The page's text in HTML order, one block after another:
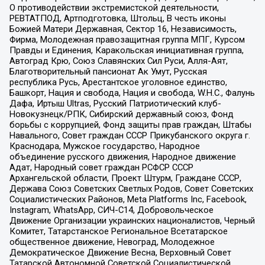
О противодействии экстремистской деятельности,
РЕВТАТПОД, Артподготовка, Штольц, В честь иконы
Божией Матери Державная, Сектор 16, Независимость,
Фирма, Молодежная правозащитная группа МПГ, Курсом
Правды и Единения, Каракольская инициативная группа,
Автоград Крю, Союз Славянских Сил Руси, Алля-Аят,
Благотворительный пансионат Ак Умут, Русская
республика Русь, Арестантское уголовное единство,
Башкорт, Нация и свобода, Нация и свобода, W.H.С., Фалунь
Дафа, Иртыш Ultras, Русский Патриотический клуб-
Новокузнецк/РПК, Сибирский державный союз, Фонд
борьбы с коррупцией, Фонд защиты прав граждан, Штабы
Навального, Совет граждан СССР Прикубанского округа г.
Краснодара, Мужское государство, Народное
объединение русского движения, Народное движение
Адат, Народный совет граждан РСФСР СССР
Архангельской области, Проект Штурм, Граждане СССР,
Держава Союз Советских Светлых Родов, Совет Советских
Социалистических Районов, Meta Platforms Inc, Facebook,
Instagram, WhatsApp, СИЧ-С14, Добровольческое
Движение Организации украинских националистов, Черный
Комитет, Татарстанское Региональное Всетатарское
общественное движение, Невоград, Молодежное
Демократическое Движение Весна, Верховный Совет